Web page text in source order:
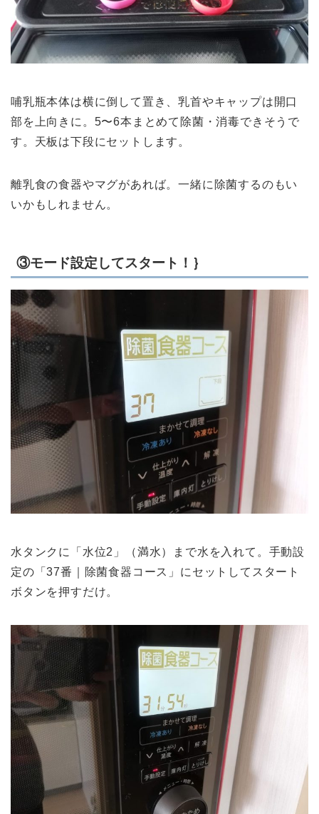
哺乳瓶本体は横に倒して置き、乳首やキャップは開口
部を上向きに。5〜6本まとめて除菌・消毒できそうで
す。天板は下段にセットします。
離乳食の食器やマグがあれば。一緒に除菌するのもい
いかもしれません。
③モード設定してスタート！｝
水タンクに「水位2」（満水）まで水を入れて。手動設
定の「37番｜除菌食器コース」にセットしてスタート
ボタンを押すだけ。